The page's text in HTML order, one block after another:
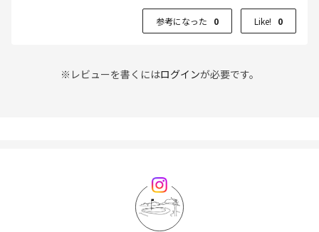
参考になった 0 Like! 0
※レビューを書くにはログインが必要です。